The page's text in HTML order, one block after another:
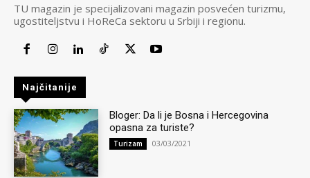
TU magazin je specijalizovani magazin posvećen turizmu,
ugostiteljstvu i HoReCa sektoru u Srbiji i regionu.
Najčitanije
Bloger: Da li je Bosna i Hercegovina
opasna za turiste?
Turizam 03/03/2021